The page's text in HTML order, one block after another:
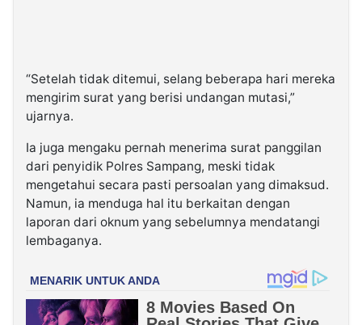
“Setelah tidak ditemui, selang beberapa hari mereka
mengirim surat yang berisi undangan mutasi,”
ujarnya.
Ia juga mengaku pernah menerima surat panggilan
dari penyidik Polres Sampang, meski tidak
mengetahui secara pasti persoalan yang dimaksud.
Namun, ia menduga hal itu berkaitan dengan
laporan dari oknum yang sebelumnya mendatangi
lembaganya.